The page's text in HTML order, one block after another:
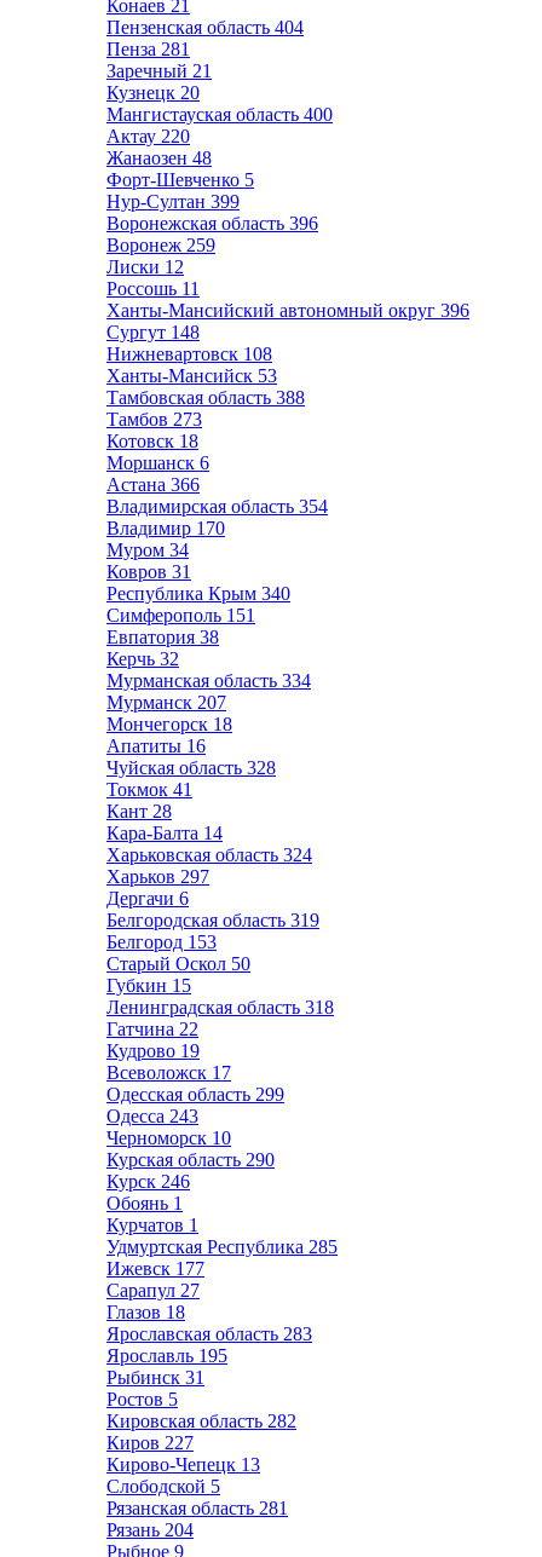
Конаев 21
Пензенская область 404
Пенза 281
Заречный 21
Кузнецк 20
Мангистауская область 400
Актау 220
Жанаозен 48
Форт-Шевченко 5
Нур-Султан 399
Воронежская область 396
Воронеж 259
Лиски 12
Россошь 11
Ханты-Мансийский автономный округ 396
Сургут 148
Нижневартовск 108
Ханты-Мансийск 53
Тамбовская область 388
Тамбов 273
Котовск 18
Моршанск 6
Астана 366
Владимирская область 354
Владимир 170
Муром 34
Ковров 31
Республика Крым 340
Симферополь 151
Евпатория 38
Керчь 32
Мурманская область 334
Мурманск 207
Мончегорск 18
Апатиты 16
Чуйская область 328
Токмок 41
Кант 28
Кара-Балта 14
Харьковская область 324
Харьков 297
Дергачи 6
Белгородская область 319
Белгород 153
Старый Оскол 50
Губкин 15
Ленинградская область 318
Гатчина 22
Кудрово 19
Всеволожск 17
Одесская область 299
Одесса 243
Черноморск 10
Курская область 290
Курск 246
Обоянь 1
Курчатов 1
Удмуртская Республика 285
Ижевск 177
Сарапул 27
Глазов 18
Ярославская область 283
Ярославль 195
Рыбинск 31
Ростов 5
Кировская область 282
Киров 227
Кирово-Чепецк 13
Слободской 5
Рязанская область 281
Рязань 204
Рыбное 9